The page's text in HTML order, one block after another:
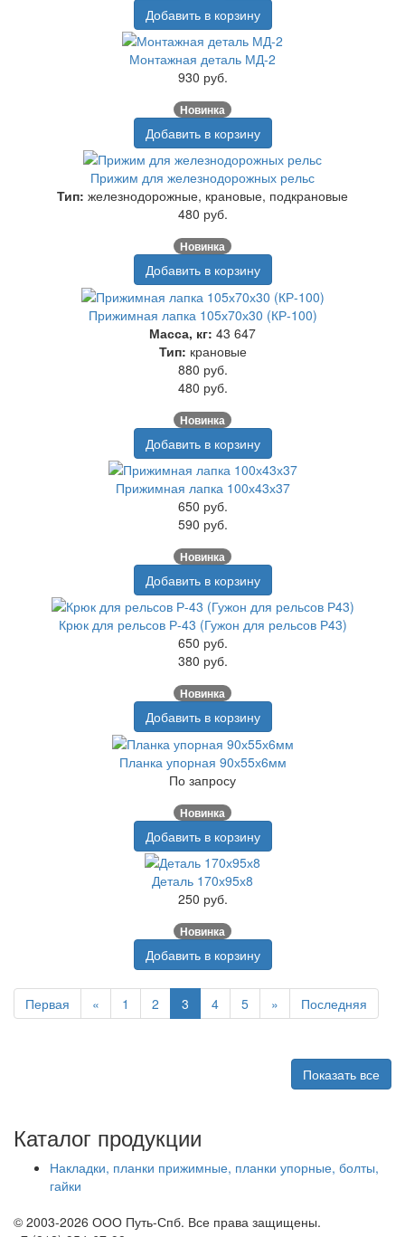
Добавить в корзину
Монтажная деталь МД-2
930 руб.
Новинка
Добавить в корзину
Прижим для железнодорожных рельс
Тип: железнодорожные, крановые, подкрановые
480 руб.
Новинка
Добавить в корзину
Прижимная лапка 105х70х30 (КР-100)
Масса, кг: 43 647
Тип: крановые
880 руб.
480 руб.
Новинка
Добавить в корзину
Прижимная лапка 100х43х37
650 руб.
590 руб.
Новинка
Добавить в корзину
Крюк для рельсов Р-43 (Гужон для рельсов Р43)
650 руб.
380 руб.
Новинка
Добавить в корзину
Планка упорная 90х55х6мм
По запросу
Новинка
Добавить в корзину
Деталь 170х95х8
250 руб.
Новинка
Добавить в корзину
Первая « 1 2 3 4 5 » Последняя
Показать все
Каталог продукции
Накладки, планки прижимные, планки упорные, болты,
гайки
© 2003-2026 ООО Путь-Спб. Все права защищены.